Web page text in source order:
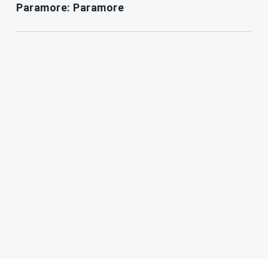
Paramore: Paramore